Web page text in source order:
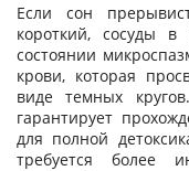
Если сон
короткий, сосуды в
состоянии
крови, которая
виде темных
гарантирует
для полной
требуется более